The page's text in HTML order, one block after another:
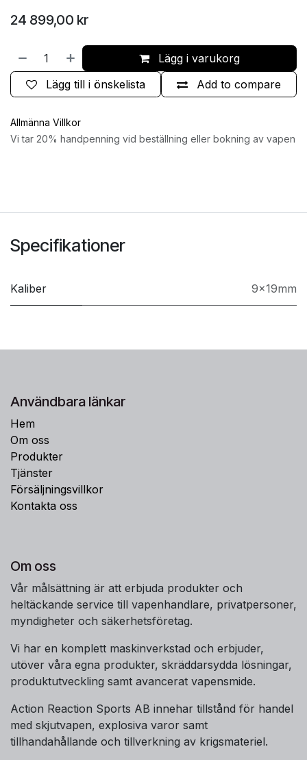
24 899,00 kr
Lägg i varukorg
Add to compare
Lägg till i önskelista
Allmänna Villkor
Vi tar 20% handpenning vid beställning eller bokning av vapen
Specifikationer
Kaliber 9x19mm
Användbara länkar
Hem
Om oss
Produkter
Tjänster
Försäljningsvillkor
Kontakta oss
Om oss
Vår målsättning är att erbjuda produkter och
heltäckande service till vapenhandlare, privatpersoner,
myndigheter och säkerhetsföretag.
Vi har en komplett maskinverkstad och erbjuder,
utöver våra egna produkter, skräddarsydda lösningar,
produktutveckling samt avancerat vapensmide.
Action Reaction Sports AB innehar tillstånd för handel
med skjutvapen, explosiva varor samt
tillhandahållande och tillverkning av krigsmateriel.